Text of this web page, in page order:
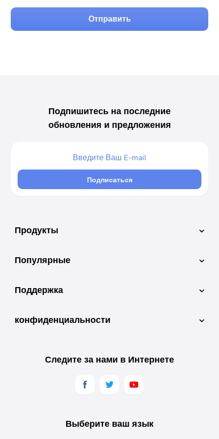
Отправить
Подпишитесь на последние
обновления и предложения
Подписаться
Продукты
Популярные
Поддержка
конфиденциальности
Следите за нами в Интернете
Выберите ваш язык